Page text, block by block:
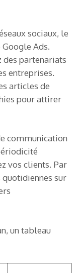
sociaux, le
Ads.
des partenariats
entreprises.
articles de
pour attirer
communication
vos clients. Par
sur
un tableau